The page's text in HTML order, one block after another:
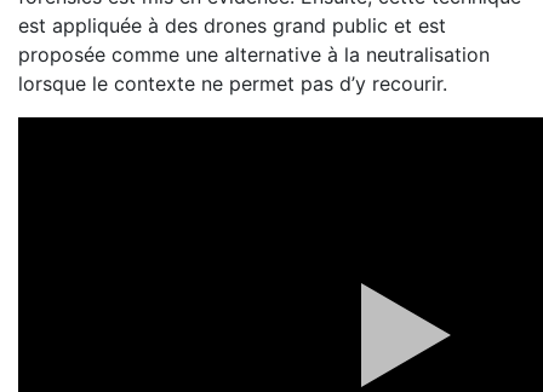
est appliquée à des drones grand public et est
proposée comme une alternative à la neutralisation
lorsque le contexte ne permet pas d’y recourir.